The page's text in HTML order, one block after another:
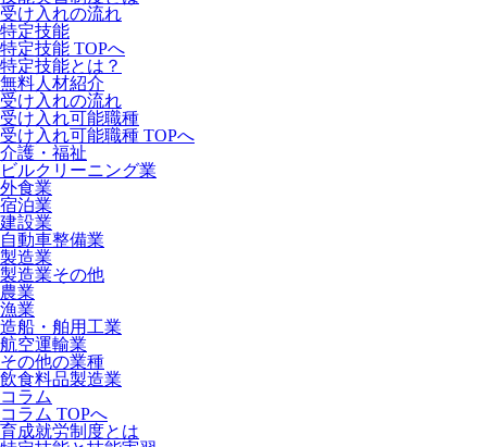
受け入れの流れ
特定技能
特定技能 TOPへ
特定技能とは？
無料人材紹介
受け入れの流れ
受け入れ可能職種
受け入れ可能職種 TOPへ
介護・福祉
ビルクリーニング業
外食業
宿泊業
建設業
自動車整備業
製造業
製造業その他
農業
漁業
造船・舶用工業
航空運輸業
その他の業種
飲食料品製造業
コラム
コラム TOPへ
育成就労制度とは